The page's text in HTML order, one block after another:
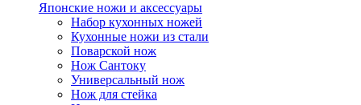
Японские ножи и аксессуары
Набор кухонных ножей
Кухонные ножи из стали
Поварской нож
Нож Сантоку
Универсальный нож
Нож для стейка